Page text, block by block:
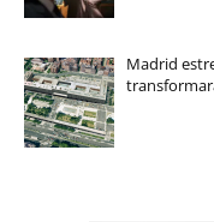
Madrid